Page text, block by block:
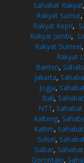
Sahabat Rakyat,
Rakyat Sumut,
Rakyat Kepri,
Rakyat Jambi,
Rakyat Sumsel,
Rakyat
Banten,
Jakarta,
Jogja,
Bali,
NTT,
Kalteng,
Kaltim,
Sulsel,
Sulbar,
Gorontalo,